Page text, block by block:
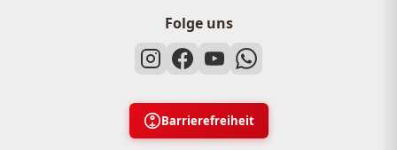
Folge uns
Barrierefreiheit